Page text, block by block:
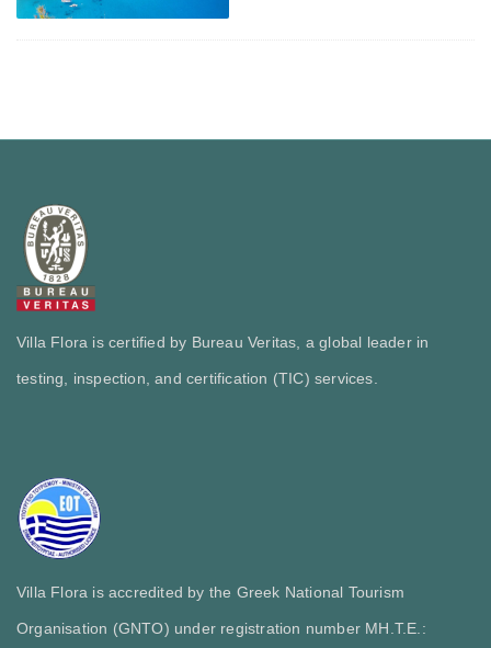
Villa Flora is certified by Bureau Veritas, a global leader in
testing, inspection, and certification (TIC) services.
Villa Flora is accredited by the Greek National Tourism
Organisation (GNTO) under registration number MH.T.E.: